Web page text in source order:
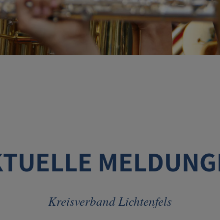
Kreisverband Lichtenfels